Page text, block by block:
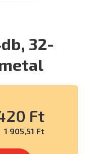
32-
Ft
1 905,51 Ft